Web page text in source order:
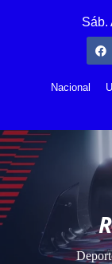
Sáb.
Nacional